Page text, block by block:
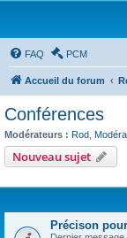
FAQ PCM
Accueil du forum
Conférences
Modérateurs : Rod
Nouveau sujet
Précison